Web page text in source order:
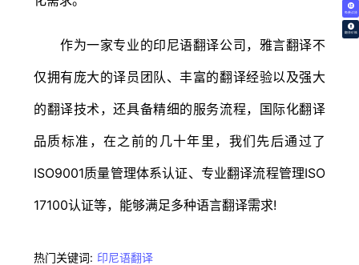
免费试译
翻译价格
作为一家专业的印尼语翻译公司，雅言翻译不
仅拥有庞大的译员团队、丰富的翻译经验以及强大
的翻译技术，还具备精细的服务流程，国际化翻译
品质标准，在之前的几十年里，我们先后通过了
ISO9001质量管理体系认证、专业翻译流程管理ISO
17100认证等，能够满足多种语言翻译需求!
热门关键词: 印尼语翻译